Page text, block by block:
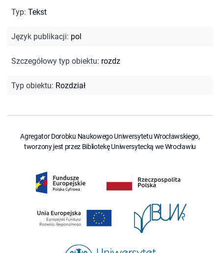
Typ: Tekst
Język publikacji: pol
Szczegółowy typ obiektu: rozdz
Typ obiektu: Rozdział
Agregator Dorobku Naukowego Uniwersytetu Wrocławskiego,
tworzony jest przez Bibliotekę Uniwersytecką we Wrocławiu